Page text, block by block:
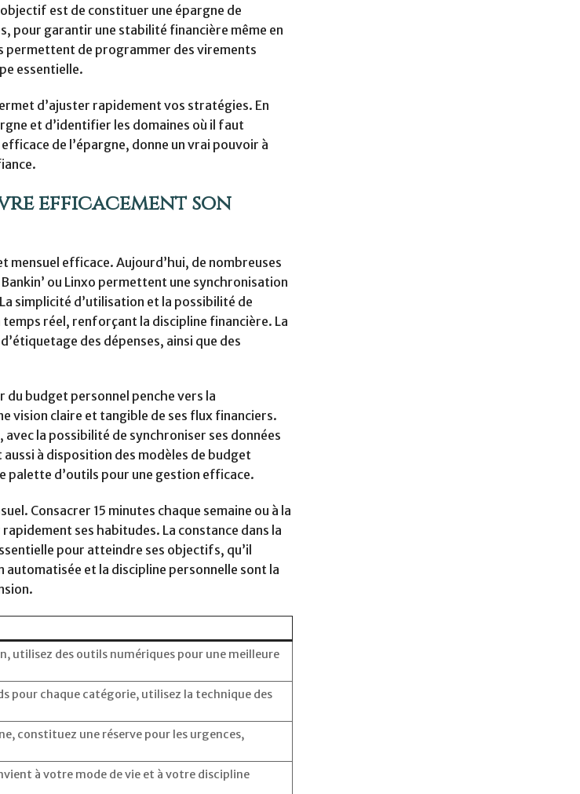
est de constituer une épargne de
pour garantir une stabilité financière même en
permettent de programmer des virements
essentielle.
d’ajuster rapidement vos stratégies. En
et d’identifier les domaines où il faut
de l’épargne, donne un vrai pouvoir à
efficacement son
mensuel efficace. Aujourd’hui, de nombreuses
ou Linxo permettent une synchronisation
simplicité d’utilisation et la possibilité de
réel, renforçant la discipline financière. La
des dépenses, ainsi que des
budget personnel penche vers la
vision claire et tangible de ses flux financiers.
la possibilité de synchroniser ses données
à disposition des modèles de budget
d’outils pour une gestion efficace.
Consacrer 15 minutes chaque semaine ou à la
ses habitudes. La constance dans la
pour atteindre ses objectifs, qu’il
automatisée et la discipline personnelle sont la
utilisez des outils numériques pour une meilleure
pour chaque catégorie, utilisez la technique des
constituez une réserve pour les urgences,
à votre mode de vie et à votre discipline